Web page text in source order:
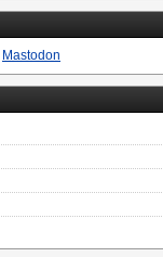
Mastodon